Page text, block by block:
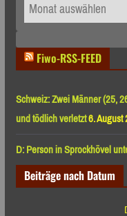
nach
Fiwo-RSS-FEED
Schweiz: Zwei Männer (25,
und tödlich verletzt6.
D: Person in Sprockhövel
Beiträge nach Datum